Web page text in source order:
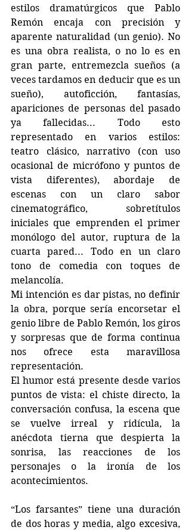
estilos dramatúrgicos que Pablo
Remón encaja con precisión y
aparente naturalidad (un genio). No
es una obra realista, o no lo es en
gran parte, entremezcla sueños (a
veces tardamos en deducir que es un
sueño), autoficción, fantasías,
apariciones de personas del pasado
ya fallecidas... Todo esto
representado en varios estilos:
teatro clásico, narrativo (con uso
ocasional de micrófono y puntos de
vista diferentes), abordaje de
escenas con un claro sabor
cinematográfico, sobretítulos
iniciales que emprenden el primer
monólogo del autor, ruptura de la
cuarta pared... Todo en un claro
tono de comedia con toques de
melancolía.
Mi intención es dar pistas, no definir
la obra, porque sería encorsetar el
genio libre de Pablo Remón, los giros
y sorpresas que de forma continua
nos ofrece esta maravillosa
representación.
El humor está presente desde varios
puntos de vista: el chiste directo, la
conversación confusa, la escena que
se vuelve irreal y ridícula, la
anécdota tierna que despierta la
sonrisa, las reacciones de los
personajes o la ironía de los
acontecimientos.
“Los farsantes” tiene una duración
de dos horas y media, algo excesiva,